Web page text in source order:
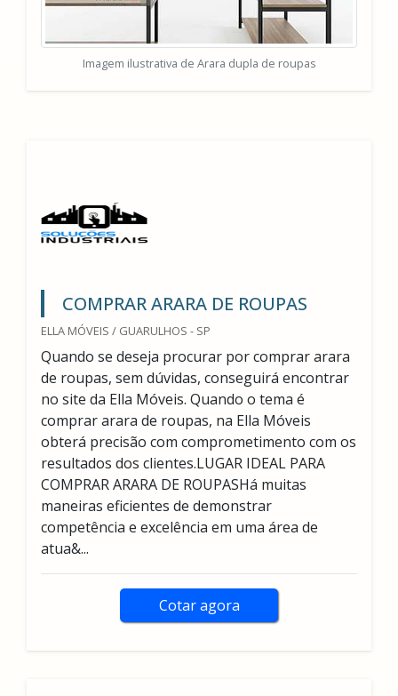
Imagem ilustrativa de Arara dupla de roupas
COMPRAR ARARA DE ROUPAS
ELLA MÓVEIS / GUARULHOS - SP
Quando se deseja procurar por comprar arara
de roupas, sem dúvidas, conseguirá encontrar
no site da Ella Móveis. Quando o tema é
comprar arara de roupas, na Ella Móveis
obterá precisão com comprometimento com os
resultados dos clientes.LUGAR IDEAL PARA
COMPRAR ARARA DE ROUPASHá muitas
maneiras eficientes de demonstrar
competência e excelência em uma área de
atua&...
Cotar agora